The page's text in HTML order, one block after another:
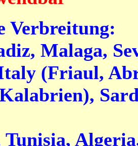
Verbreitung:
Malaga,
(Friaul,
Tunisia,